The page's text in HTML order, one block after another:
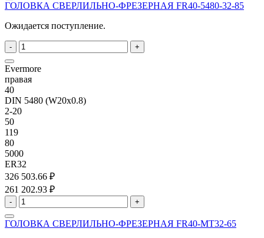
ГОЛОВКА СВЕРЛИЛЬНО-ФРЕЗЕРНАЯ FR40-5480-32-85
Ожидается поступление.
- +
Evermore
правая
40
DIN 5480 (W20x0.8)
2-20
50
119
80
5000
ER32
326 503.66 ₽
261 202.93 ₽
- +
ГОЛОВКА СВЕРЛИЛЬНО-ФРЕЗЕРНАЯ FR40-MT32-65